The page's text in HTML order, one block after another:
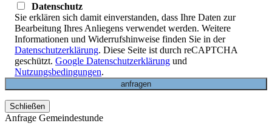
Datenschutz
Sie erklären sich damit einverstanden, dass Ihre Daten zur
Bearbeitung Ihres Anliegens verwendet werden. Weitere
Informationen und Widerrufshinweise finden Sie in der
Datenschutzerklärung. Diese Seite ist durch reCAPTCHA
geschützt. Google Datenschutzerklärung und
Nutzungsbedingungen.
Schließen
Anfrage Gemeindestunde